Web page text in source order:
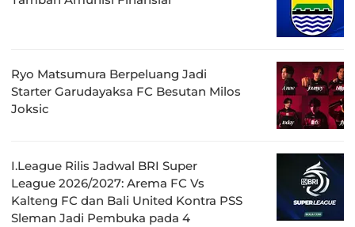
Ryo Matsumura Berpeluang Jadi
Starter Garudayaksa FC Besutan Milos
Joksic
I.League Rilis Jadwal BRI Super
League 2026/2027: Arema FC Vs
Kalteng FC dan Bali United Kontra PSS
Sleman Jadi Pembuka pada 4